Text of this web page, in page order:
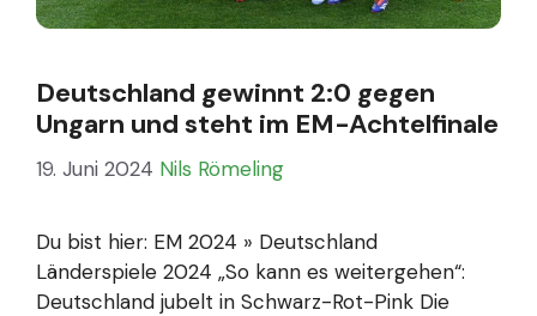
Deutschland gewinnt 2:0 gegen
Ungarn und steht im EM-Achtelfinale
19. Juni 2024 Nils Römeling
Du bist hier: EM 2024 » Deutschland
Länderspiele 2024 „So kann es weitergehen“:
Deutschland jubelt in Schwarz-Rot-Pink Die